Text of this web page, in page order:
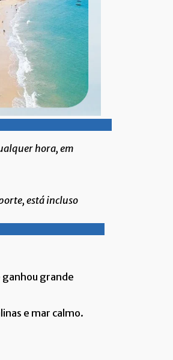
hora, em
está incluso
ganhou grande
e mar calmo.